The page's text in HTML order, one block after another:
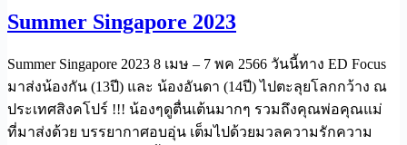
Summer Singapore 2023
Summer Singapore 2023 8 เมษ – 7 พค 2566 วันนี้ทาง ED Focus
มาส่งน้องกัน (13ปี) และ น้องอันดา (14ปี) ไปตะลุยโลกกว้าง ณ
ประเทศสิงคโปร์ !!! น้องๆดูตื่นเต้นมากๆ รวมถึงคุณพ่อคุณแม่
ที่มาส่งด้วย บรรยากาศอบอุ่น เต็มไปด้วยมวลความรักความ